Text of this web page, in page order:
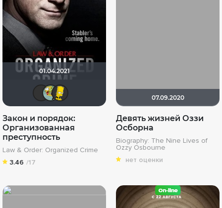
01.04.2021
IenKazami
El Bart
Закон и порядок:
Организованная
преступность
Law & Order: Organized Crime
3.46 /17
07.09.2020
Девять жизней Оззи
Осборна
Biography: The Nine Lives of
Ozzy Osbourne
нет оценки